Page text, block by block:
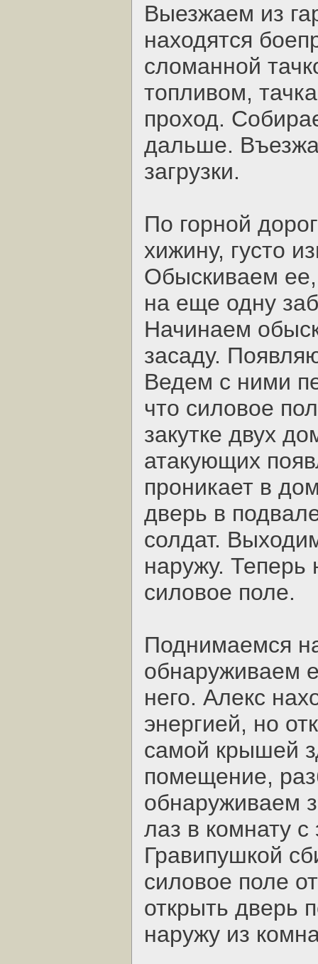
Выезжаем из
находятся
сломанной
топливом,
проход.
дальше.
загрузки.
По горной
хижину, густо
Обыскиваем
на еще одну
Начинаем
засаду.
Ведем с ними
что силовое
закутке двух
атакующих
проникает в
дверь в
солдат.
наружу. Теперь
силовое поле.
Поднимаемся
обнаруживаем
него. Алекс
энергией, но
самой крышей
помещение,
обнаруживаем
лаз в комнату
Гравипушкой
силовое поле
открыть дверь
наружу из